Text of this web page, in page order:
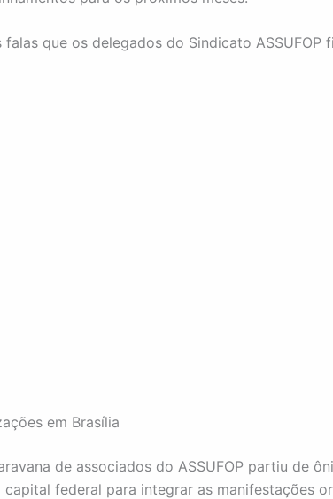
falas que os delegados do Sindicato ASSUFOP
em Brasília
de associados do ASSUFOP partiu de
capital federal para integrar as manifestações